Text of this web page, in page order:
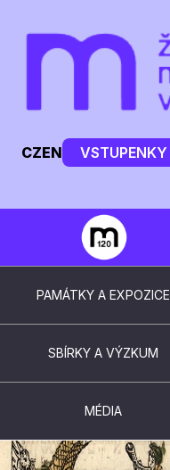
CZEN VSTUPENKY
PAMÁTKY A EXPOZICE
SBÍRKY A VÝZKUM
MÉDIA